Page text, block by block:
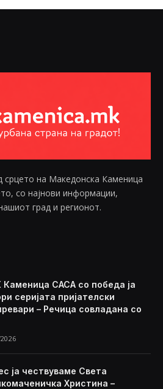
срцето на Македонска Каменица
со најнови информации,
град и регионот.
САСА со победа ја
серијата пријателски
– Речица совладана со
ја чествуваме Света
Христина –